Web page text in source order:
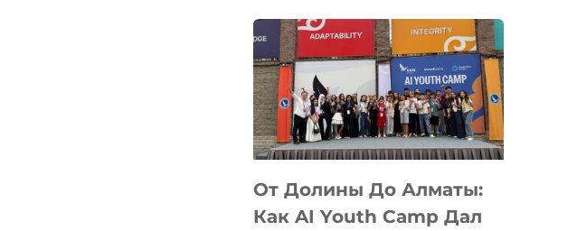
От Долины До Алматы:
Как AI Youth Camp Дал